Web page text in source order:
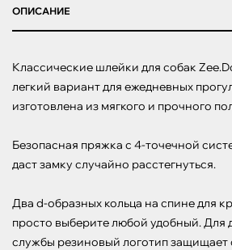
ОПИСАНИЕ
Классические шлейки для собак
легкий вариант для ежедневных
изготовлена из мягкого и прочного
Безопасная пряжка с 4-точечной
даст замку случайно расстегнуться.
Два d-образных кольца на спине для
просто выберите любой удобный. Для
службы резиновый логотип защищает